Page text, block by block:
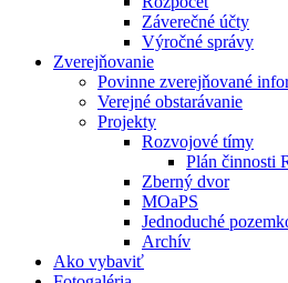
Záverečné účty
Výročné správy
Zverejňovanie
Povinne zverejňované
Verejné obstarávanie
Projekty
Rozvojové tímy
Plán činnosti
Zberný dvor
MOaPS
Jednoduché
Archív
Ako vybaviť